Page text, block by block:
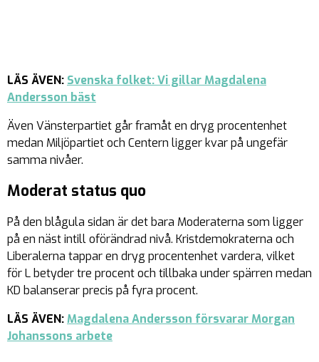
LÄS ÄVEN: Svenska folket: Vi gillar Magdalena
Andersson bäst
Även Vänsterpartiet går framåt en dryg procentenhet
medan Miljöpartiet och Centern ligger kvar på ungefär
samma nivåer.
Moderat status quo
På den blågula sidan är det bara Moderaterna som ligger
på en näst intill oförändrad nivå. Kristdemokraterna och
Liberalerna tappar en dryg procentenhet vardera, vilket
för L betyder tre procent och tillbaka under spärren medan
KD balanserar precis på fyra procent.
LÄS ÄVEN:Magdalena Andersson försvarar Morgan
Johanssons arbete